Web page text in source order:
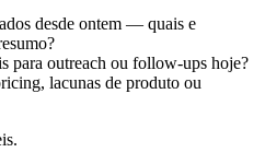
desde ontem — quais e
para outreach ou follow-ups hoje?
lacunas de produto ou